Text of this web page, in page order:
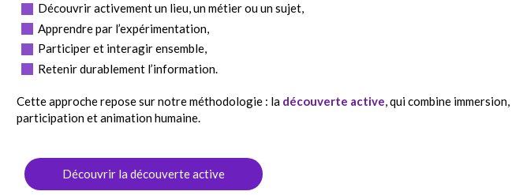
Découvrir activement un lieu, un métier ou un sujet,
Apprendre par l’expérimentation,
Participer et interagir ensemble,
Retenir durablement l’information.
Cette approche repose sur notre méthodologie : la découverte active , qui combine immersion,
participation et animation humaine.
Découvrir la découverte active